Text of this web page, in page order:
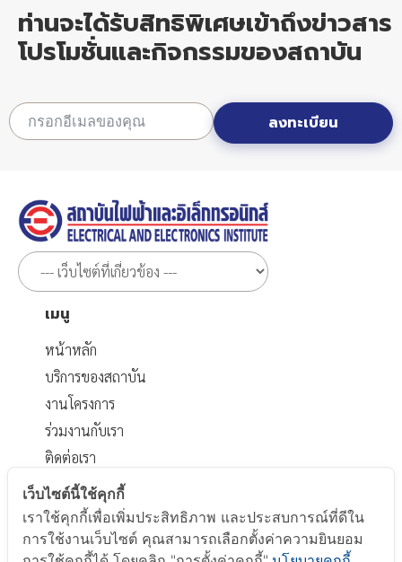
ท่านจะได้รับสิทธิพิเศษเข้าถึงข่าวสาร
โปรโมชั่นและกิจกรรมของสถาบัน
ลงทะเบียน
เมนู
หน้าหลัก
บริการของสถาบัน
งานโครงการ
ร่วมงานกับเรา
ติดต่อเรา
เอกสารที่เกี่ยวข้อง
นโยบายส่วนบุคคล
นโยบาย Cookie
เว็บไซต์นี้ใช้คุกกี้
เราใช้คุกกี้เพื่อเพิ่มประสิทธิภาพ และประสบการณ์ที่ดีใน
การใช้งานเว็บไซต์ คุณสามารถเลือกตั้งค่าความยินยอม